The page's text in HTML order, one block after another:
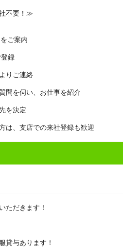
不要！≫
ご案内
録
りご連絡
問を伺い、お仕事を紹介
を決定
は、支店での来社登録も歓迎
ただきます！
貸与あります！